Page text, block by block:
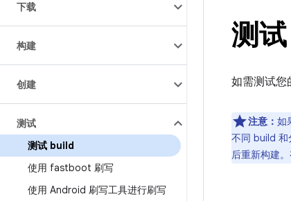
下载
构建
创建
测试
测试 build
使用 fastboot 刷写
使用 Android 刷写工具进行刷写
测
如需测试您
注意： 如
不同 build 和
后重新构建